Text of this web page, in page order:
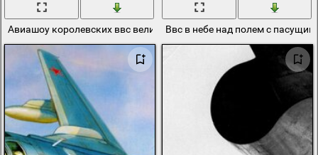
Авиашоу королевских ввс великобритании названые красными
Ввс в небе над полем с